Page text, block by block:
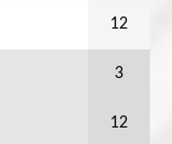
12
3
12